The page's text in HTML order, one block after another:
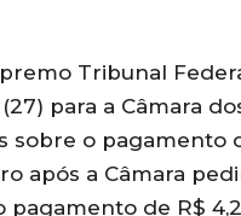
Tribunal
para a Câmara
sobre o pagamento
após a Câmara
pagamento de R$